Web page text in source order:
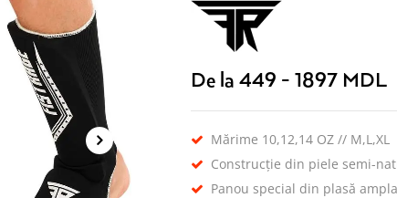
De la 449 - 1897 MDL
Mărime 10,12,14 OZ // M,L,XL
Construcție din piele semi-
Panou special din plasă